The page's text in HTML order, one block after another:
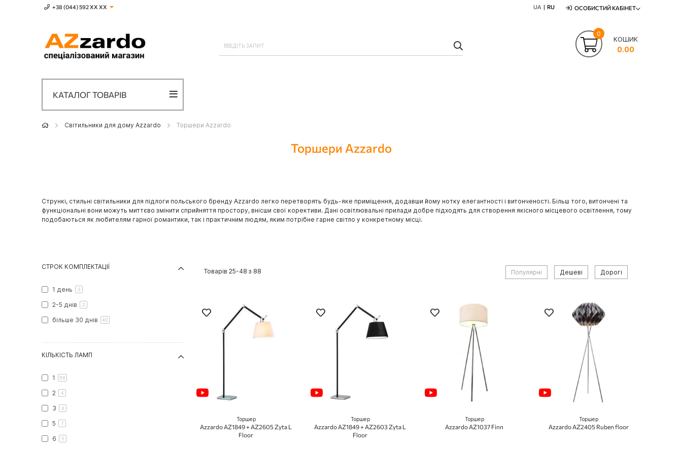
+38 (044) 592 XХ ХХ UA RU ОСОБИСТИЙ КАБІНЕТ
КОШИК
0.00
0
КАТАЛОГ ТОВАРІВ
Світильники для дому Azzardo Торшери Azzardo
Торшери Azzardo
Стрункі, стильні світильники для підлоги польського бренду Azzardo легко перетворять будь-яке приміщення, додавши йому нотку елегантності і витонченості. Більш того, витончені та
функціональні вони можуть миттєво змінити сприйняття простору, внісши свої корективи. Дані освітлювальні прилади добре підходять для створення якісного місцевого освітлення, тому
подобаються як любителям гарної романтики, так і практичним людям, яким потрібне гарне світло у конкретному місці.
Товарів 25-48 з 88 Популярні Дешеві Дорогі
Торшер
Azzardo AZ1849 + AZ2605 Zyta L
Floor
Торшер
Azzardo AZ1849 + AZ2603 Zyta L
Floor
Торшер
Azzardo AZ1037 Finn
Торшер
Azzardo AZ2405 Ruben floor
СТРОК КОМПЛЕКТАЦІЇ
1 день 3
2-5 днів 2
більше 30 днів 40
КІЛЬКІСТЬ ЛАМП
1 68
2 4
3 4
5 7
6 5